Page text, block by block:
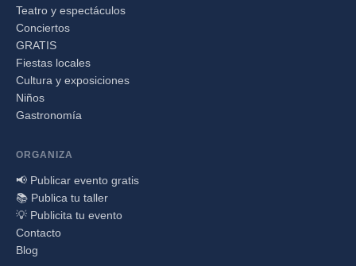
Teatro y espectáculos
Conciertos
GRATIS
Fiestas locales
Cultura y exposiciones
Niños
Gastronomía
ORGANIZA
📢 Publicar evento gratis
📚 Publica tu taller
💡 Publicita tu evento
Contacto
Blog